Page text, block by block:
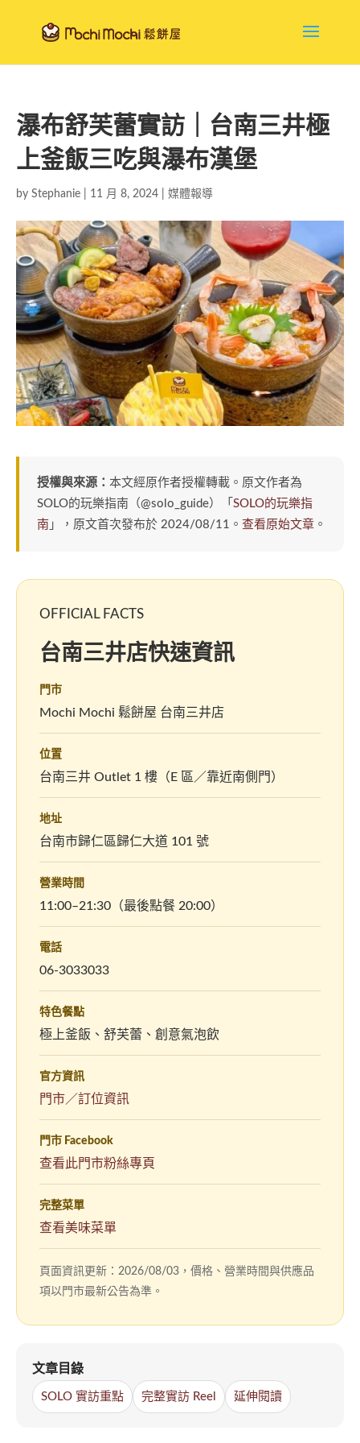
瀑布舒芙蕾實訪｜台南三井極
上釜飯三吃與瀑布漢堡
by Stephanie 11 月 8, 2024 媒體報導
授權與來源： 本文經原作者授權轉載。原文作者為
SOLO的玩樂指南（@solo_guide）「 SOLO的玩樂指
南 」，原文首次發布於 2024/08/11。 查看原始文章 。
OFFICIAL FACTS
台南三井店快速資訊
門市
Mochi Mochi 鬆餅屋 台南三井店
位置
台南三井 Outlet 1 樓（E 區／靠近南側門）
地址
台南市歸仁區歸仁大道 101 號
營業時間
11:00–21:30（最後點餐 20:00）
電話
06-3033033
特色餐點
極上釜飯、舒芙蕾、創意氣泡飲
官方資訊
門市／訂位資訊
門市 Facebook
查看此門市粉絲專頁
開
完整菜單
查看美味菜單
頁面資訊更新：2026/08/03，價格、營業時間與供應品
項以門市最新公告為準。
文章目錄
SOLO 實訪重點 完整實訪 Reel 延伸閱讀